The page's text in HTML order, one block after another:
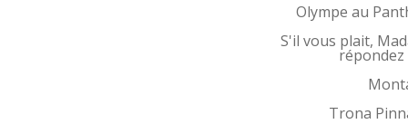
Olympe au
S'il vous plait,
répondez
Trona